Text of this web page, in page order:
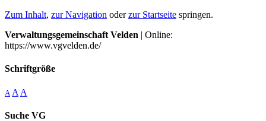
Zum Inhalt, zur Navigation oderzur Startseite springen.
Verwaltungsgemeinschaft Velden | Online:
https://www.vgvelden.de/
Schriftgröße
A A A
Suche VG